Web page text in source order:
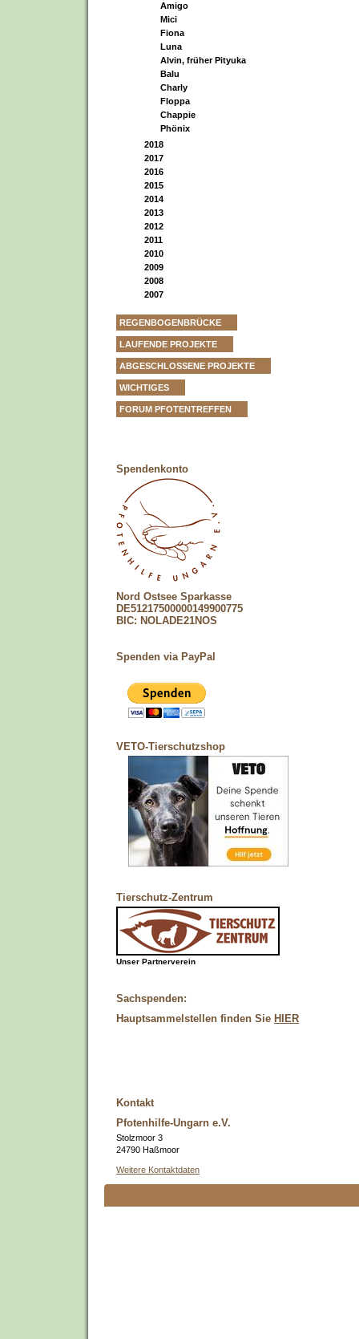
Amigo
Mici
Fiona
Luna
Alvin, früher Pityuka
Balu
Charly
Floppa
Chappie
Phönix
2018
2017
2016
2015
2014
2013
2012
2011
2010
2009
2008
2007
REGENBOGENBRÜCKE
LAUFENDE PROJEKTE
ABGESCHLOSSENE PROJEKTE
WICHTIGES
FORUM PFOTENTREFFEN
Spendenkonto
Nord Ostsee Sparkasse
DE51217500000149900775
BIC: NOLADE21NOS
Spenden via PayPal
VETO-Tierschutzshop
Tierschutz-Zentrum
Unser Partnerverein
Sachspenden:
Hauptsammelstellen finden Sie HIER
Kontakt
Pfotenhilfe-Ungarn e.V.
Stolzmoor 3
24790 Haßmoor
Weitere Kontaktdaten